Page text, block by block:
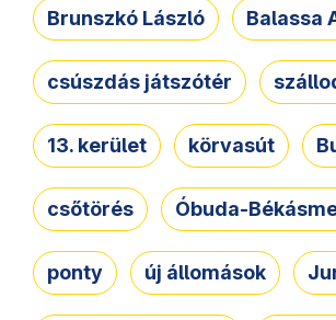
Brunszkó László Balassa
csúszdás játszótér
13. kerület körvasút
csőtörés Óbuda-
ponty új állomások